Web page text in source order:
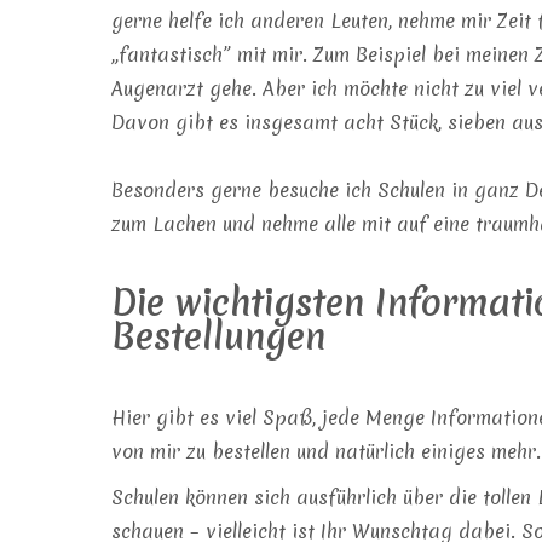
gerne helfe ich anderen Leuten, nehme mir
„fantastisch” mit mir. Zum Beispiel bei
Augenarzt gehe. Aber ich möchte nicht zu viel
Davon gibt es insgesamt acht Stück, sieben
Besonders gerne besuche ich Schulen in ganz
zum Lachen und nehme alle mit auf eine
Die wichtigsten
Bestellungen
Hier gibt es viel Spaß, jede Menge
von mir zu bestellen und natürlich einiges mehr.
Schulen können sich ausführlich über die
schauen – vielleicht ist Ihr Wunschtag dabei.